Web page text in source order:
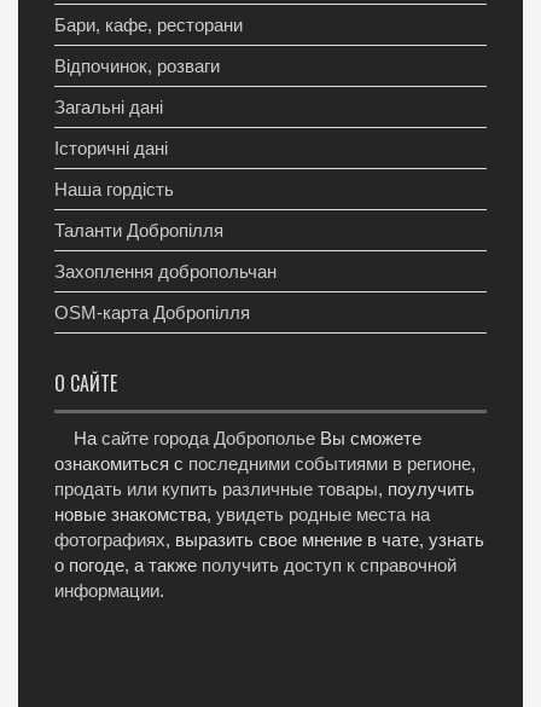
Бари, кафе, ресторани
Відпочинок, розваги
Загальні дані
Історичні дані
Наша гордість
Таланти Добропілля
Захоплення добропольчан
OSM-карта Добропілля
О САЙТЕ
На сайте города Доброполье Вы сможете
ознакомиться с последними событиями в регионе,
продать или купить различные товары, поулучить
новые знакомства, увидеть родные места на
фотографиях, выразить свое мнение в чате, узнать
о погоде, а также получить доступ к справочной
информации.